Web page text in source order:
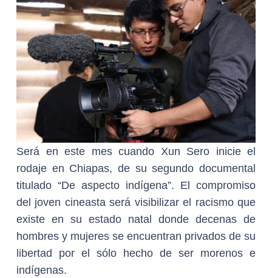
Será en este mes cuando Xun Sero inicie el
rodaje en Chiapas, de su segundo documental
titulado “De aspecto indígena”. El compromiso
del joven cineasta será visibilizar el racismo que
existe en su estado natal donde decenas de
hombres y mujeres se encuentran privados de su
libertad por el sólo hecho de ser morenos e
indígenas.